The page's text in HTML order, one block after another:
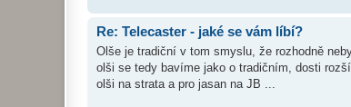
Re: Telecaster - jaké se vám líbí?
Olše je tradiční v tom smyslu, že rozhodně
olši se tedy bavíme jako o tradičním, dosti
olši na strata a pro jasan na JB ...